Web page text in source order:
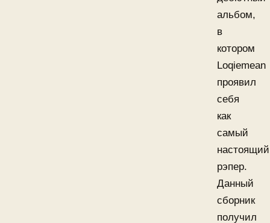
альбом,
в
котором
Loqiemean
проявил
себя
как
самый
настоящий
рэпер.
Данный
сборник
получил